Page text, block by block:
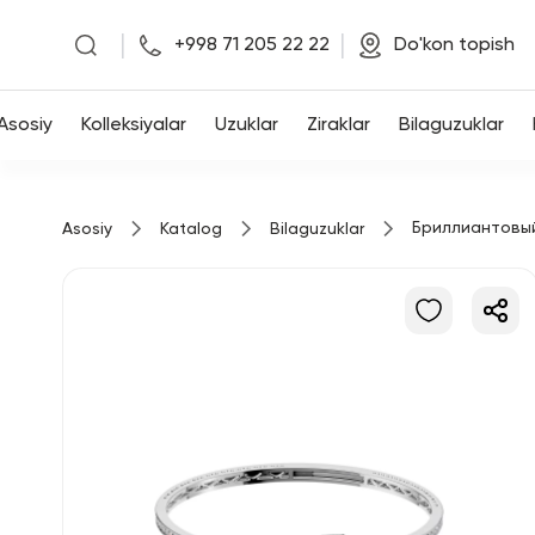
Asosiy
+998 71 205 22 22 Do'kon topish
Kolleksiyalar Uzuklar Ziraklar Bilaguzuklar
Asosiy Katalog Bilaguzuklar